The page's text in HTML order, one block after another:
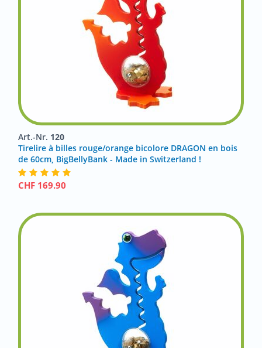
Art.-Nr. 120
Tirelire à billes rouge/orange bicolore DRAGON en bois
de 60cm, BigBellyBank - Made in Switzerland !
CHF 169.90